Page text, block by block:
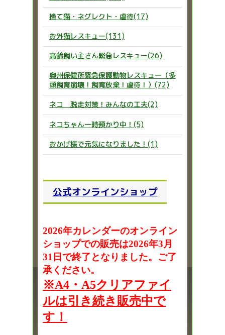
捨て猫・ネグレクト・虐待(17)
お外猫レスキュー(131)
高齢飼い主さん緊急レスキュー(26)
奥州保健所緊急保護動物レスキュー（多
頭飼育崩壊！飼育放棄！虐待！）(72)
ネコ 脱走対策！みんなの工夫(2)
ネコちゃん一時預かり中！(5)
おかげ様で元気になりました！(1)
公式オンラインショップ
2026年カレンダーのオンライン
ショップでの販売は2026年3月
31日で終了となりました。ご了
承ください。
※A4・A5クリアファイ
ルは引き続き販売中で
す！